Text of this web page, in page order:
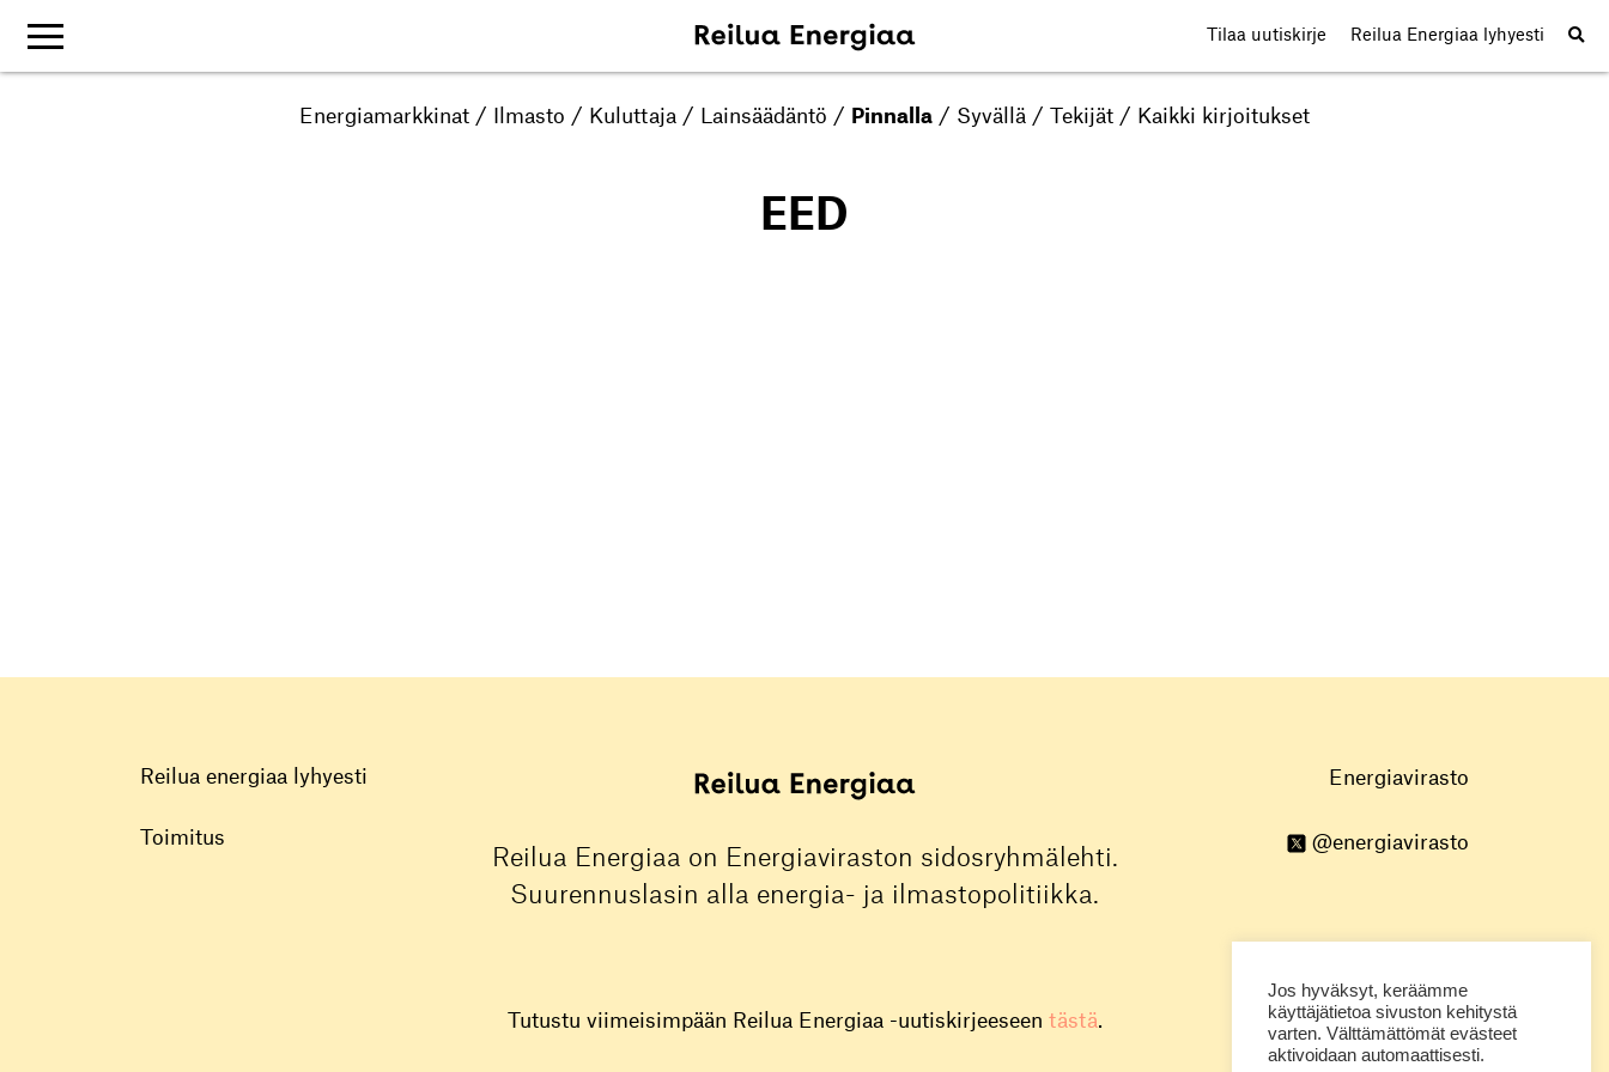
Tilaa uutiskirje Reilua Energiaa lyhyesti
Energiamarkkinat / Ilmasto / Kuluttaja / Lainsäädäntö / Pinnalla / Syvällä / Tekijät / Kaikki kirjoitukset
EED
Reilua energiaa lyhyesti
Toimitus
Reilua Energiaa on Energiaviraston sidosryhmälehti.
Suurennuslasin alla energia- ja ilmastopolitiikka.
Tutustu viimeisimpään Reilua Energiaa -uutiskirjeeseen tästä.
Energiavirasto
@energiavirasto
Jos hyväksyt, keräämme
käyttäjätietoa sivuston kehitystä
varten. Välttämättömät evästeet
aktivoidaan automaattisesti.